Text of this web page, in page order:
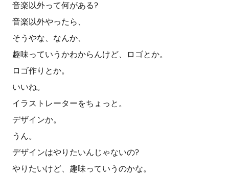
音楽以外って何がある?
音楽以外やったら、
そうやな、なんか、
趣味っていうかわからんけど、ロゴとか。
ロゴ作りとか。
いいね。
イラストレーターをちょっと。
デザインか。
うん。
デザインはやりたいんじゃないの?
やりたいけど、趣味っていうのかな。